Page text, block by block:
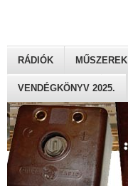
RÁDIÓK MŰSZEREK
VENDÉGKÖNYV 2025.